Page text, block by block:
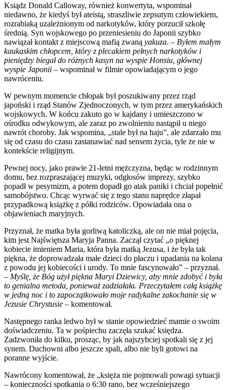
Ksiądz Donald Calloway, również konwertyta, wspominał
niedawno, że kiedyś był ateistą, straszliwie zepsutym człowiekiem,
rozrabiaką uzależnionym od narkotyków, który porzucił szkołę
średnią. Syn wojskowego po przeniesieniu do Japonii szybko
nawiązał kontakt z miejscową mafią zwaną yakuza. – Byłem małym
kaukaskim chłopcem, który z plecakiem pełnych narkotyków i
pieniędzy biegał do różnych kasyn na wyspie Honsiu, głównej
wyspie Japonii – wspominał w filmie opowiadającym o jego
nawróceniu.
W pewnym momencie chłopak był poszukiwany przez rząd
japoński i rząd Stanów Zjednoczonych, w tym przez amerykańskich
wojskowych. W końcu zakuto go w kajdany i umieszczono w
ośrodku odwykowym, ale zaraz po zwolnieniu nastąpił u niego
nawrót choroby. Jak wspomina, „stale był na haju”, ale zdarzało mu
się od czasu do czasu zastanawiać nad sensem życia, tyle że nie w
kontekście religijnym.
Pewnej nocy, jako prawie 21-letni mężczyzna, będąc w rodzinnym
domu, bez rozpraszającej muzyki, odgłosów imprezy, szybko
popadł w pesymizm, a potem dopadł go atak paniki i chciał popełnić
samobójstwo. Chcąc wyrwać się z tego stanu naprędce złapał
przypadkową książkę z półki rodziców. Opowiadała ona o
objawieniach maryjnych.
Przyznał, że matka była gorliwą katoliczką, ale on nie miał pojęcia,
kim jest Najświętsza Maryja Panna. Zaczął czytać „o pięknej
kobiecie imieniem Maria, która była matką Jezusa, i że była tak
piękna, że doprowadzała małe dzieci do płaczu i upadania na kolana
z powodu jej kobiecości i urody. To mnie fascynowało” – przyznał.
– Myślę, że Bóg użył piękna Maryi Dziewicy, aby mnie zdobyć i była
to genialna metoda, ponieważ zadziałała. Przeczytałem całą książkę
w jedną noc i to zapoczątkowało moje radykalne zakochanie się w
Jezusie Chrystusie – komentował.
Następnego ranka ledwo był w stanie opowiedzieć mamie o swoim
doświadczeniu. Ta w pośpiechu zaczęła szukać księdza.
Zadzwoniła do kilku, prosząc, by jak najszybciej spotkali się z jej
synem. Duchowni albo jeszcze spali, albo nie byli gotowi na
poranne wyjście.
Nawrócony komentował, że „księża nie pojmowali powagi sytuacji
– konieczności spotkania o 6:30 rano, bez wcześniejszego